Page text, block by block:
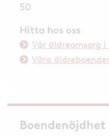
50
Hitta hos oss
Vår äldreomsorg i
Våra
Boendenöjdhet